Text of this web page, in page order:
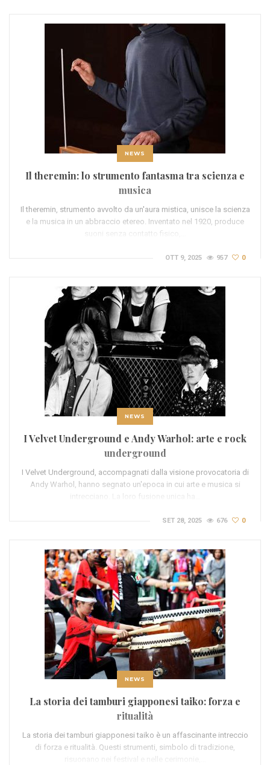
NEWS
Il theremin: lo strumento fantasma tra scienza e
musica
Il theremin, strumento avvolto da un'aura mistica, unisce la scienza
e la musica in un abbraccio etereo. Inventato nel 1920, produce
suoni senza contatto fisico,…
OTT 9, 2025 957 0
NEWS
I Velvet Underground e Andy Warhol: arte e rock
underground
I Velvet Underground, accompagnati dalla visione provocatoria di
Andy Warhol, hanno segnato un'epoca in cui arte e musica si
intrecciano. La loro fusione unica ha…
SET 28, 2025 676 0
NEWS
La storia dei tamburi giapponesi taiko: forza e
ritualità
La storia dei tamburi giapponesi taiko è un affascinante intreccio
di forza e ritualità. Questi strumenti, simbolo di tradizione,
risuonano nei festival e nelle cerimonie,…